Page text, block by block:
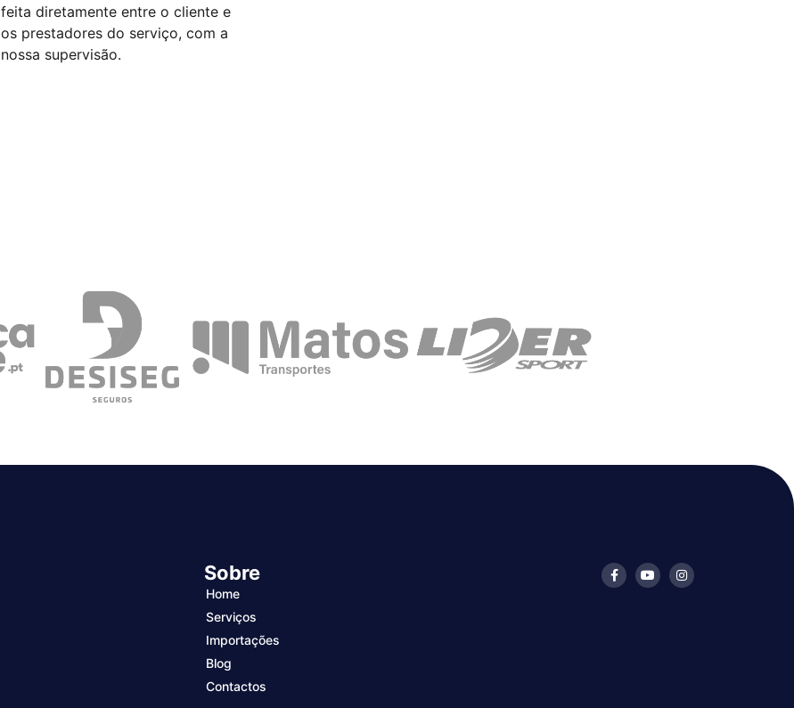
feita diretamente entre o cliente e
os prestadores do serviço, com a
nossa supervisão.
Sobre
Home
Serviços
Importações
Blog
Contactos